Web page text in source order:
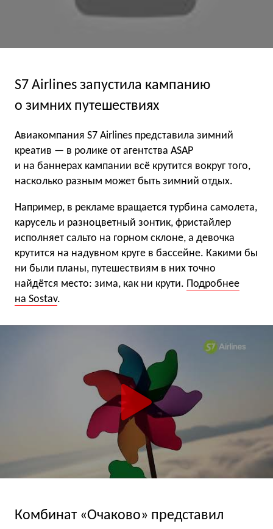
S7 Airlines запустила кампанию
о зимних путешествиях
Авиакомпания S7 Airlines представила зимний
креатив — в ролике от агентства ASAP
и на баннерах кампании всё крутится вокруг того,
насколько разным может быть зимний отдых.
Например, в рекламе вращается турбина самолета,
карусель и разноцветный зонтик, фристайлер
исполняет сальто на горном склоне, а девочка
крутится на надувном круге в бассейне. Какими бы
ни были планы, путешествиям в них точно
найдётся место: зима, как ни крути. Подробнее
на Sostav.
Комбинат «Очаково» представил